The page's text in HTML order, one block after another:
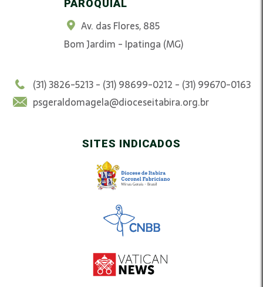
PAROQUIAL
Av. das Flores, 885
Bom Jardim - Ipatinga (MG)
(31) 3826-5213 - (31) 98699-0212 - (31) 99670-0163
psgeraldomagela@dioceseitabira.org.br
SITES INDICADOS